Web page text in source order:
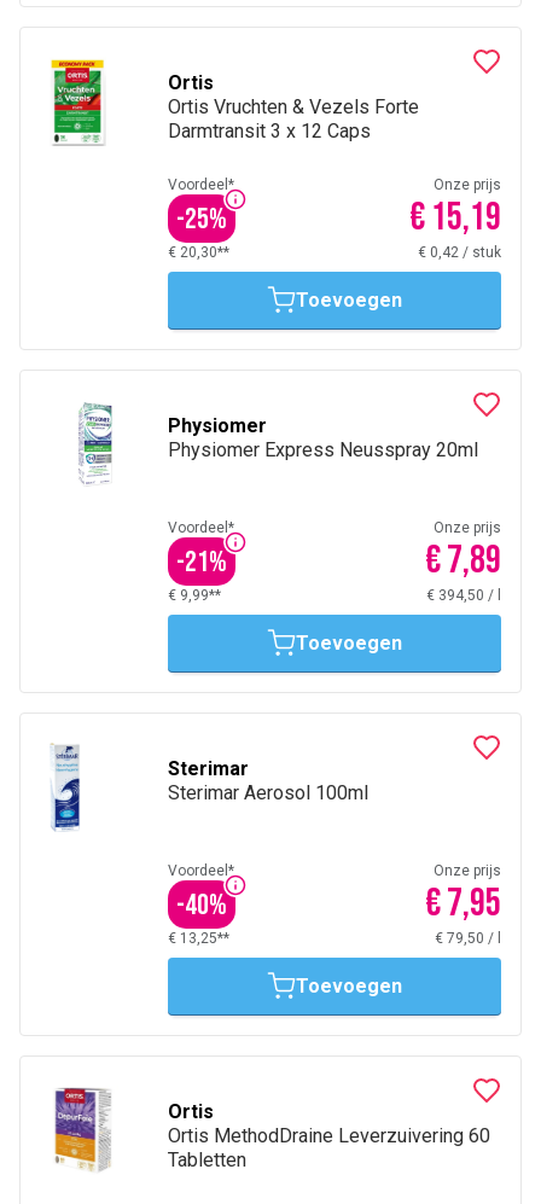
Ortis
Ortis Vruchten & Vezels Forte
Darmtransit 3 x 12 Caps
Voordeel*
-25%
Onze prijs
€ 15,19
€ 20,30** € 0,42 / stuk
Toevoegen
Physiomer
Physiomer Express Neusspray 20ml
Voordeel*
-21%
Onze prijs
€ 7,89
€ 9,99** € 394,50 /
Toevoegen
Sterimar
Sterimar Aerosol 100ml
Voordeel*
-40%
Onze prijs
€ 7,95
€ 13,25** € 79,50 /
Toevoegen
Ortis
Ortis MethodDraine Leverzuivering 60
Tabletten